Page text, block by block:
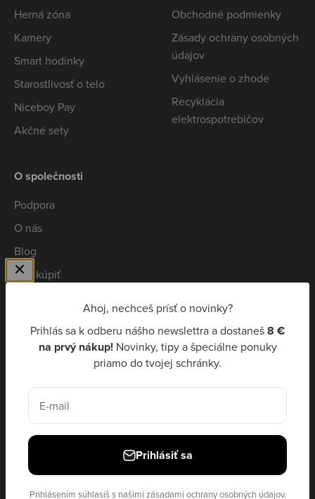
Ahoj, nechceš prísť o novinky?
Prihlás sa k odberu nášho newslettra a dostaneš8 €
na prvý nákup! Novinky, tipy a špeciálne ponuky
priamo do tvojej schránky.
E-mail
Prihlásiť sa
Prihlásením súhlasíš s našimi zásadami ochrany osobných údajov.
Herná zóna
Kamery
Smart hodinky
Starostlivosť o telo
Niceboy Pay
Akčné sety
Obchodné podmienky
Zásady ochrany osobných
údajov
Vyhlásenie o zhode
Recyklácia
elektrospotrebičov
O společnosti
Podpora
O nás
Blog
Kde kúpiť
Niceboy Pay
EUR €
© 2026, Niceboy · site by Ecommerce Pot